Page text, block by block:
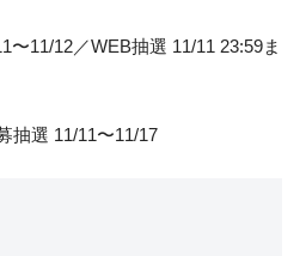
〜11/12／WEB抽選 11/11 23:59ま
抽選 11/11〜11/17